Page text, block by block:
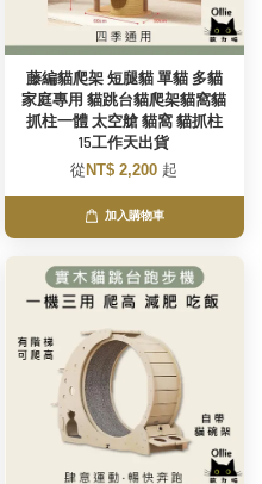
藤編貓爬架 短腿貓 單貓 多貓
家庭專用 貓跳台貓爬架貓窩貓
抓柱一體 太空艙 貓窩 貓抓柱
15工作天出貨
從 NT$ 2,200 起
加入購物車